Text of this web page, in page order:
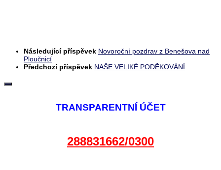
Následující příspěvek Novoroční pozdrav z Benešova nad
Ploučnicí
Předchozí příspěvek NAŠE VELIKÉ PODĚKOVÁNÍ
TRANSPARENTNÍ ÚČET
288831662/0300